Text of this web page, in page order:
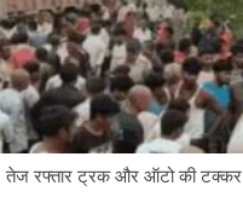
तेज रफ्तार ट्रक और ऑटो की टक्कर